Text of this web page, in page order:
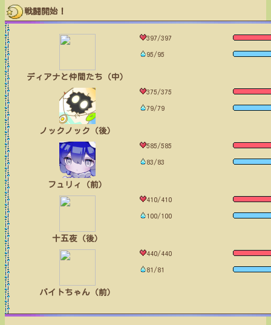
戦闘開始！
ディアナと仲間たち（中）
397/397
95/95
ノックノック（後）
375/375
79/79
フュリィ（前）
585/585
83/83
十五夜（後）
410/410
100/100
バイトちゃん（前）
440/440
81/81